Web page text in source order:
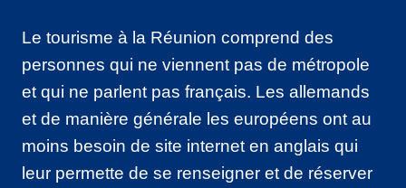
Le tourisme à la Réunion comprend des
personnes qui ne viennent pas de métropole
et qui ne parlent pas français. Les allemands
et de manière générale les européens ont au
moins besoin de site internet en anglais qui
leur permette de se renseigner et de réserver